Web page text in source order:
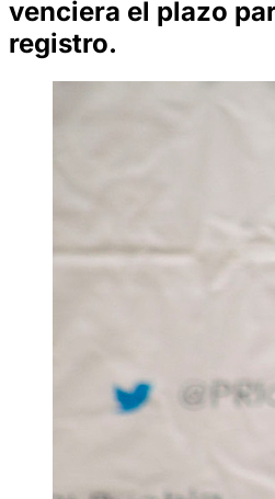
venciera el plazo
registro.